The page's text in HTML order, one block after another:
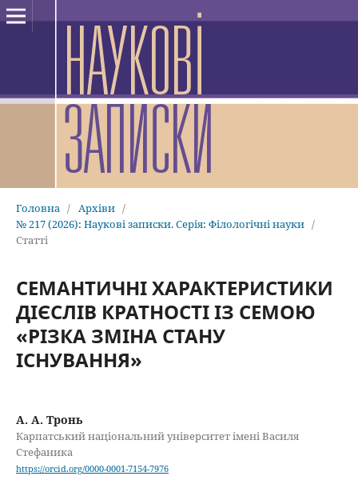
Головна / Архіви /
№ 217 (2026): Наукові записки. Серія: Філологічні науки /
Статті
СЕМАНТИЧНІ ХАРАКТЕРИСТИКИ
ДІЄСЛІВ КРАТНОСТІ ІЗ СЕМОЮ
«РІЗКА ЗМІНА СТАНУ
ІСНУВАННЯ»
А. А. Тронь
Карпатський національний університет імені Василя
Стефаника
https://orcid.org/0000-0001-7154-7976